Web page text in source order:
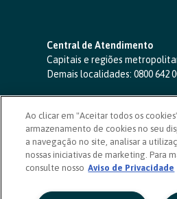
Central de Atendimento
Capitais e regiões
Demais localidades: 0800 642
SAC 24 horas-0800 724 4420
Ouvidoria
0800 725 0996
(de segunda a
ouvidoriasicoob.com.br
Deficientes auditivos ou de
Ao clicar em "Aceitar todos os
armazenamento de cookies no seu
a navegação no site, analisar a
nossas iniciativas de marketing. Para
consulte nosso Aviso de Privacidade